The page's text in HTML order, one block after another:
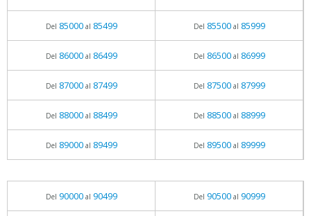
Del 85000al 85499 Del 85500al 85999
Del 86000al 86499 Del 86500al 86999
Del 87000al 87499 Del 87500al 87999
Del 88000al 88499 Del 88500al 88999
Del 89000al 89499 Del 89500al 89999
Del 90000al 90499 Del 90500al 90999